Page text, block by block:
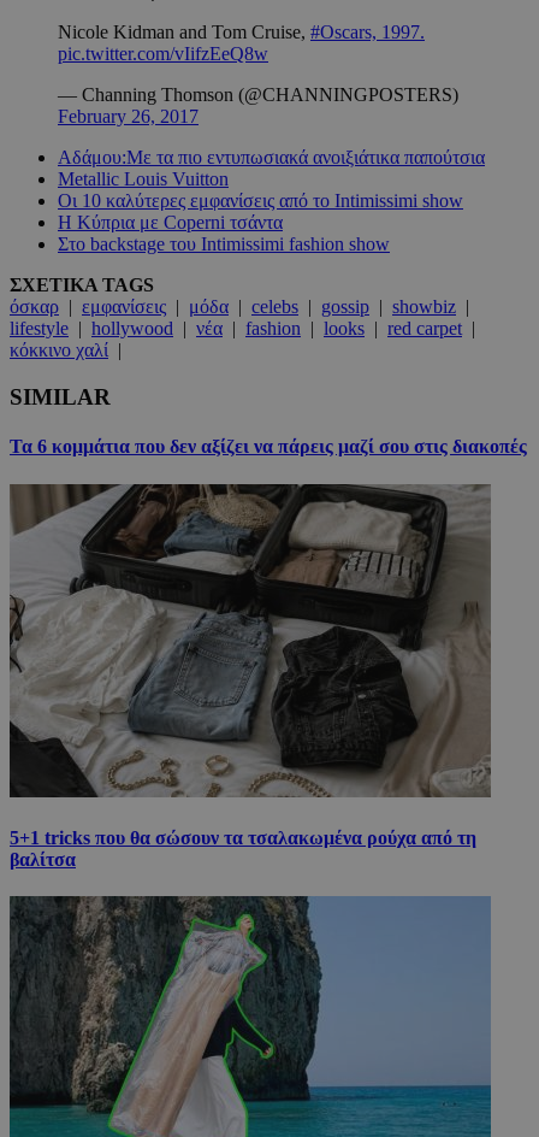
Nicole Kidman and Tom Cruise, #Oscars, 1997.
pic.twitter.com/vIifzEeQ8w
— Channing Thomson (@CHANNINGPOSTERS)
February 26, 2017
Αδάμου:Με τα πιο εντυπωσιακά ανοιξιάτικα παπούτσια
Metallic Louis Vuitton
Οι 10 καλύτερες εμφανίσεις από το Intimissimi show
Η Kύπρια με Coperni τσάντα
Στο backstage του Intimissimi fashion show
ΣΧΕΤΙΚΑ TAGS
όσκαρ | εμφανίσεις | μόδα | celebs | gossip | showbiz |
lifestyle | hollywood | νέα | fashion | looks | red carpet|
κόκκινο χαλί |
SIMILAR
Τα 6 κομμάτια που δεν αξίζει να πάρεις μαζί σου στις διακοπές
5+1 tricks που θα σώσουν τα τσαλακωμένα ρούχα από τη
βαλίτσα